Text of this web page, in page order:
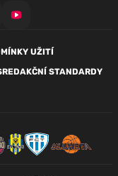
UŽITÍ
REDAKČNÍ STANDARDY